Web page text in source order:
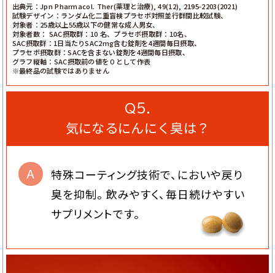
出典元：Jpn Pharmacol. Ther(薬理と治療), 49(12), 2195-2203(2021)
試験デザイン：ランダム化二重盲検プラセボ対照並行群間比較試験、
対象者：25歳以上55歳以下の健常な成人男女、
対象者数： SAC摂取群：10 名、プラセボ摂取群：10名、
SAC摂取群：1日当たりSAC2mg含む錠剤を4週間毎日摂取、
プラセボ摂取群：SACを含まない錠剤を4週間毎日摂取、
グラフ縦軸：SAC摂取前の値を０として作表
※最終品の試験ではありません
Q５.
気になるにんにく臭は？
A
特殊コーティング技術で、においや戻り
臭を抑制。飲みやすく、毎日続けやすい
サプリメントです。